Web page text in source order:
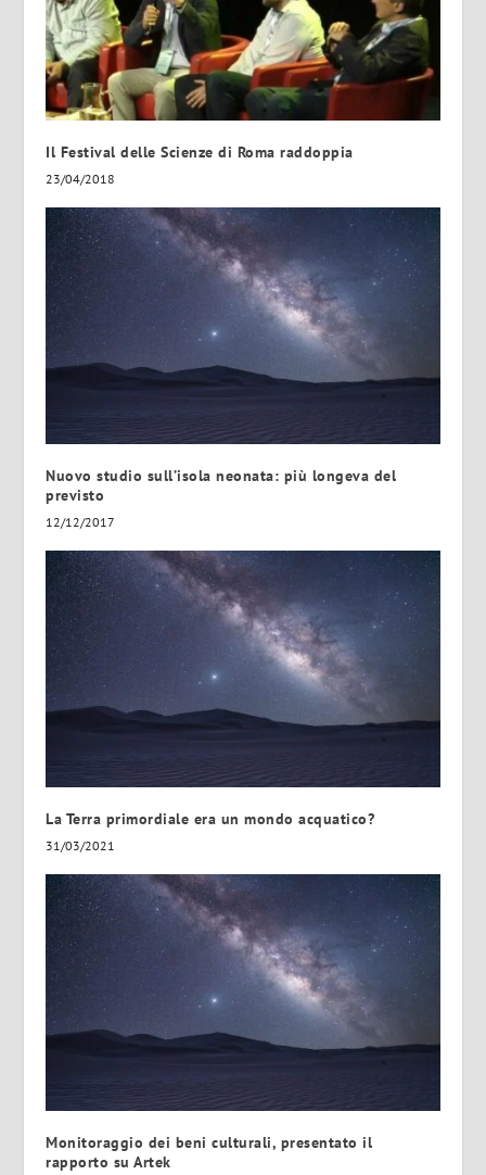
Il Festival delle Scienze di Roma raddoppia
23/04/2018
Nuovo studio sull’isola neonata: più longeva del
previsto
12/12/2017
La Terra primordiale era un mondo acquatico?
31/03/2021
Monitoraggio dei beni culturali, presentato il
rapporto su Artek